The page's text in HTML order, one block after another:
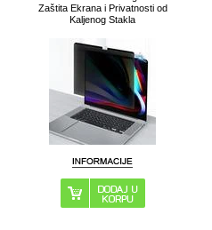
Zaštita Ekrana i Privatnosti od
Kaljenog Stakla